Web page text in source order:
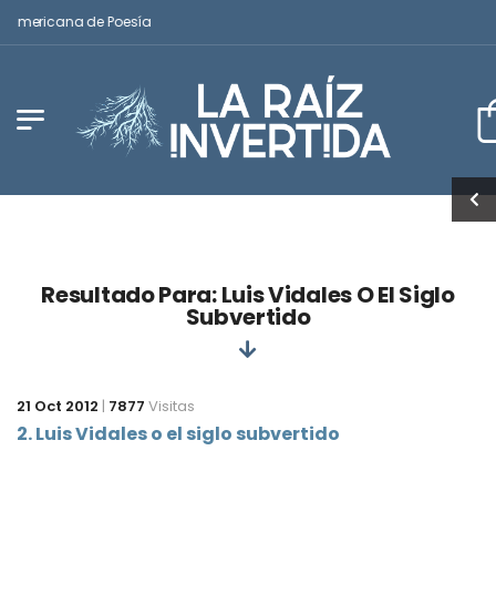
de Poesía
Resultado Para: Luis Vidales O El Siglo
Subvertido
21 Oct 2012 | 7877 Visitas
2. Luis Vidales o el siglo subvertido